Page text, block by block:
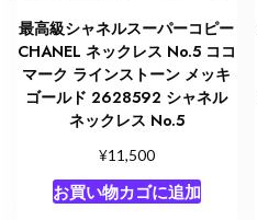
最高級シャネルスーパーコピー
CHANEL ネックレス No.5 ココ
マーク ラインストーン メッキ
ゴールド 2628592 シャネル
ネックレス No.5
¥11,500
お買い物カゴに追加